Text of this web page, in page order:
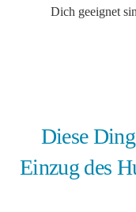
Dich geeignet
Diese
Einzug des